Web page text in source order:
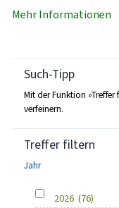
Mehr Informationen
Such-Tipp
Mit der Funktion
verfeinern.
Treffer filtern
Jahr
2026 (76)